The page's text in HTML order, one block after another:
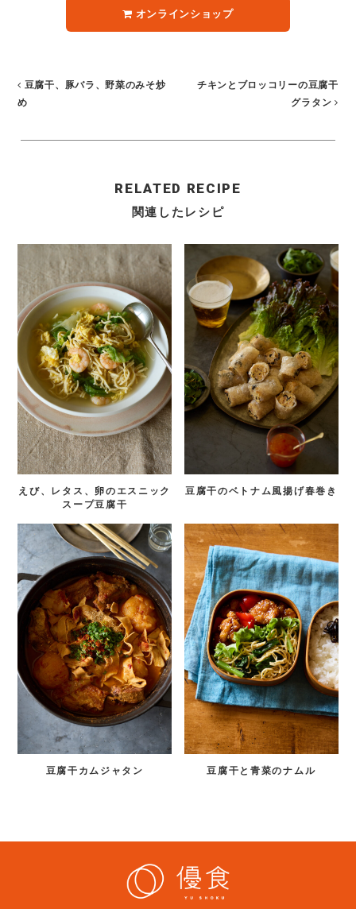
オンラインショップ
豆腐干、豚バラ、野菜のみそ炒
め
チキンとブロッコリーの豆腐干
グラタン
RELATED RECIPE
関連したレシピ
えび、レタス、卵のエスニック
スープ豆腐干
豆腐干のベトナム風揚げ春巻き
豆腐干カムジャタン 豆腐干と青菜のナムル